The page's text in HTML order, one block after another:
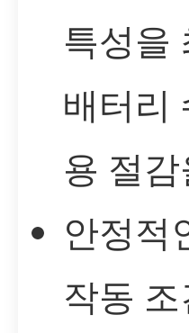
특성을
배터리
용 절
안정적
작동